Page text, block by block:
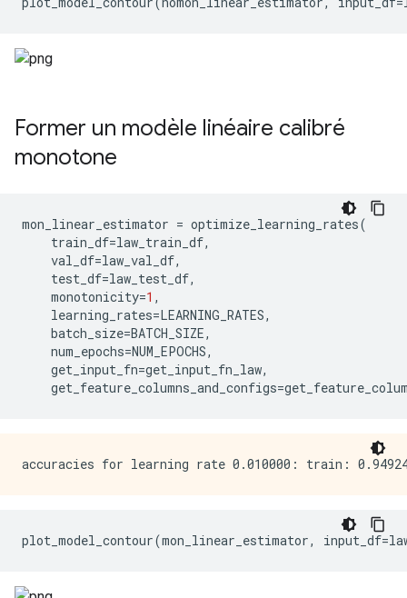
Former un modèle linéaire calibré
monotone
mon_linear_estimator = optimize_learning_rates(
train_df=law_train_df,
val_df=law_val_df,
test_df=law_test_df,
monotonicity=1 ,
learning_rates=LEARNING_RATES,
batch_size=BATCH_SIZE,
num_epochs=NUM_EPOCHS,
get_input_fn=get_input_fn_law,
get_feature_columns_and_configs=
plot_model_contour(mon_linear_estimator, input_df=